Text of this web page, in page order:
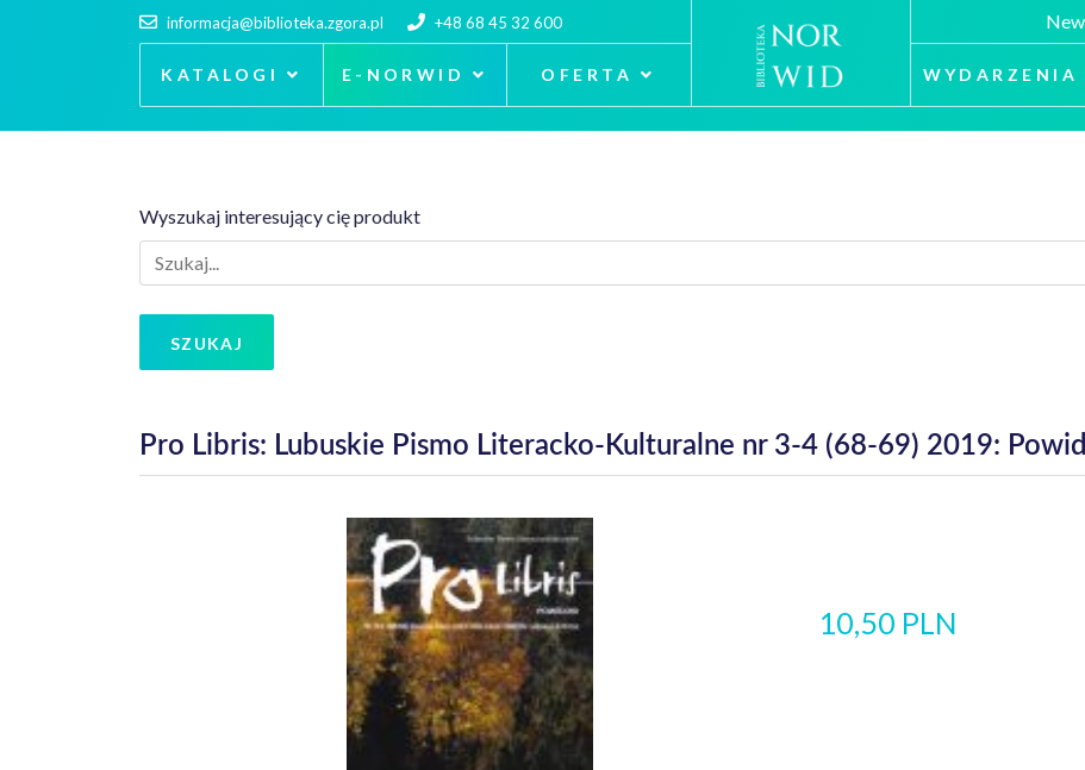
informacja@biblioteka.zgora.pl +48 68 45 32 600
KATALOGI E-NORWID OFERTA WYDARZENIA
Wyszukaj interesujący cię produkt
SZUKAJ
Pro Libris: Lubuskie Pismo Literacko-Kulturalne nr 3-4 (68-69) 2019:
10,50 PLN